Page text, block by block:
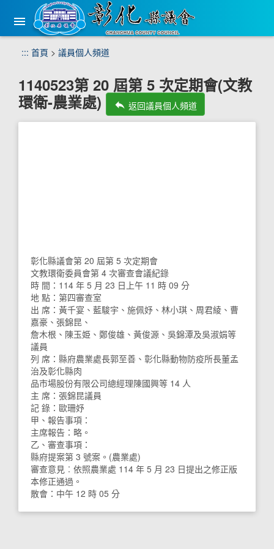
機
::: 首頁 > 議員個人頻道
1140523第 20 屆第 5 次定期會(文教
環衛-農業處)
reply 返回議員個人頻道
彰化縣議會第 20 屆第 5 次定期會
文教環衛委員會第 4 次審查會議紀錄
時 間：114 年 5 月 23 日上午 11 時 09 分
地 點：第四審查室
出 席：黃千宴、藍駿宇、施佩妤、林小琪、周君綾、曹
嘉豪、張錦昆、
詹木根、陳玉姫、鄭俊雄、黃俊源、吳錦潭及吳淑娟等
議員
列 席：縣府農業處長郭至善、彰化縣動物防疫所長董孟
治及彰化縣肉
品市場股份有限公司總經理陳國興等 14 人
主 席：張錦昆議員
記 錄：歐珊妤
甲、報告事項：
主席報告：略。
乙、審查事項：
縣府提案第 3 號案。(農業處)
審查意見︰依照農業處 114 年 5 月 23 日提出之修正版
本修正通過。
散會：中午 12 時 05 分